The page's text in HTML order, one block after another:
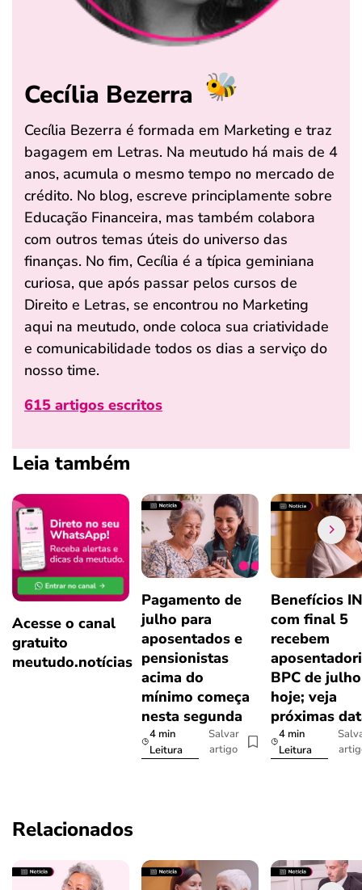
Cecília Bezerra
Cecília Bezerra é formada em Marketing e traz
bagagem em Letras. Na meutudo há mais de 4
anos, acumula o mesmo tempo no mercado de
crédito. No blog, escreve principlamente sobre
Educação Financeira, mas também colabora
com outros temas úteis do universo das
finanças. No fim, Cecília é a típica geminiana
curiosa, que após passar pelos cursos de
Direito e Letras, se encontrou no Marketing
aqui na meutudo, onde coloca sua criatividade
e comunicabilidade todos os dias a serviço do
nosso time.
615 artigos escritos
Leia também
Acesse o canal
gratuito
meutudo.notícias
Pagamento de
julho para
aposentados e
pensionistas
acima do
mínimo começa
nesta segunda
4 min
Leitura
Salvar
artigo
Benefícios
com final 5
recebem
BPC de julho
hoje; veja
próximas
4 min
Leitura
Relacionados